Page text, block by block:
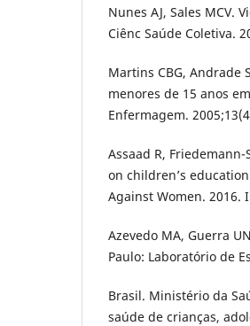
Nunes AJ, Sales MCV.
Ciênc Saúde Coletiva.
Martins CBG, Andrade
menores de 15 anos
Enfermagem.
Assaad R,
on children’s
Against Women. 2016.
Azevedo MA, Guerra
Paulo: Laboratório de
Brasil. Ministério da
saúde de crianças,